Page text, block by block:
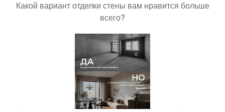
Какой вариант отделки стены вам нравится больше
всего?